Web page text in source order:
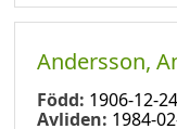
Andersson,
Född: 1906-12-24
Avliden: 1984-